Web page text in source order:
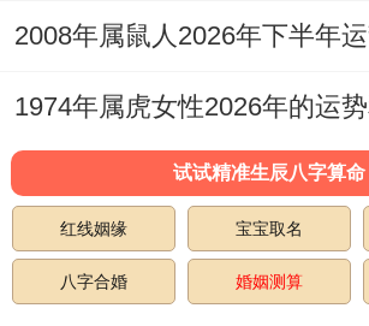
「守」，维护好核心利益，避
少无谓耗散。
五月（丙午月）：伏吟自刑，
此月干支与流年完全重合。为
月份，「伏吟」跟着「自刑」
试试精准生辰八字算命
红线姻缘 宝宝取名
八字合婚 婚姻测算